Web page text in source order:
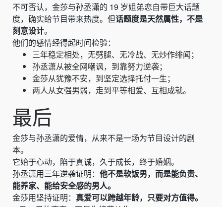
不可否认，金莎与孙丞潇的 19 岁姐弟恋自带巨大话题
度，确实给节目带来热度。但话题度是天然属性，不是
刻意设计。
他们的感情经得起时间检验：
三年稳定相处，无劈腿、无冷战、无炒作绯闻；
孙丞潇从被全网嘲讽，到靠努力逆袭；
金莎从犹豫不安，到坚定选择托付一生；
两人从女强男弱，走到平等相爱、互相成就。
最后
金莎与孙丞潇的爱情，从来不是一场为节目设计的剧
本。
它始于心动，陷于真诚，久于成长，终于婚姻。
孙丞潇用三年逆袭证明： 他不是软饭男，而是能负责、
能养家、能给安全感的男人。
金莎用坚持证明： 真爱可以跨越年龄，只要对方值得。